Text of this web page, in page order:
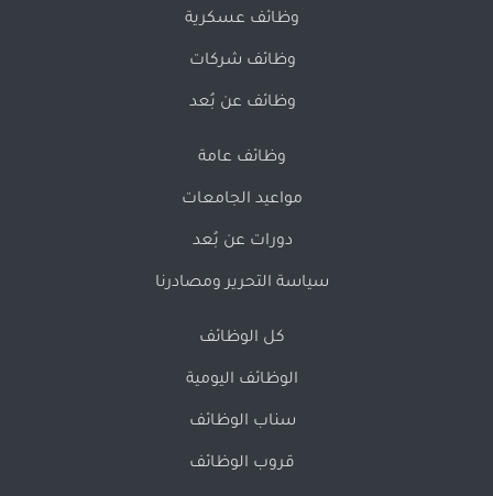
وظائف عسكرية
وظائف شركات
وظائف عن بُعد
وظائف عامة
مواعيد الجامعات
دورات عن بُعد
سياسة التحرير ومصادرنا
كل الوظائف
الوظائف اليومية
سناب الوظائف
قروب الوظائف